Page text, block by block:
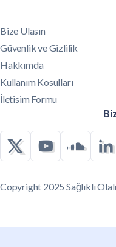
Bize Ulasın
Güvenlik ve Gizlilik
Hakkımda
Kullanım Kosulları
İletisim Formu
Copyright 2025 Sağlıklı